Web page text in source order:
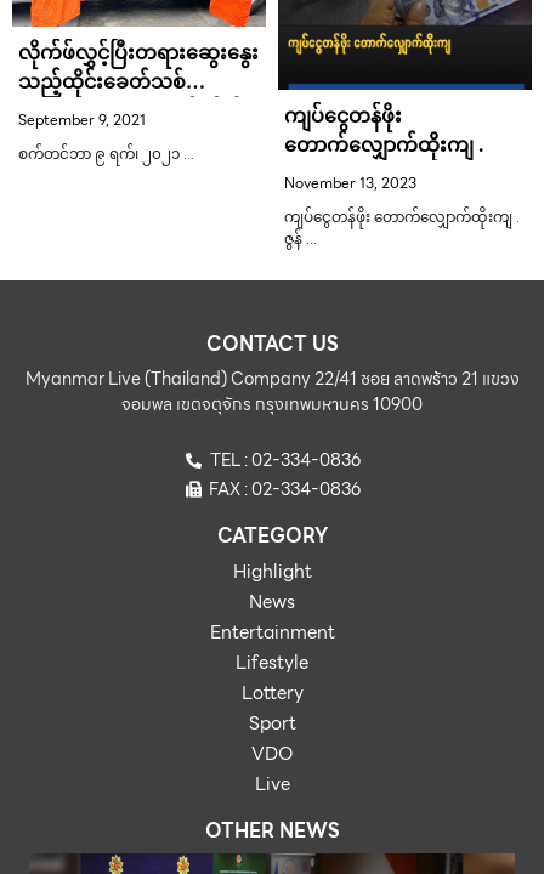
လိုက်ဖ်လွှင့်ပြီးတရားဆွေးနွေး
သည့်ထိုင်းခေတ်သစ်
တရားဟောဆရာတော်နှစ်ပါး
လွှတ်တော်သို့ပင့်ခံရ
September 9, 2021
စက်တင်ဘာ ၉ ရက်၊ ၂၀၂၁ …
ကျပ်ငွေတန်ဖိုး
တောက်လျှောက်ထိုးကျ .
November 13, 2023
ကျပ်ငွေတန်ဖိုး တောက်လျှောက်ထိုးကျ .
ဇွန် …
CONTACT US
Myanmar Live (Thailand) Company 22/41 ซอย ลาดพร้าว 21 แขวง
จอมพล เขตจตุจักร กรุงเทพมหานคร 10900
TEL : 02-334-0836
FAX : 02-334-0836
CATEGORY
Highlight
News
Entertainment
Lifestyle
Lottery
Sport
VDO
Live
OTHER NEWS